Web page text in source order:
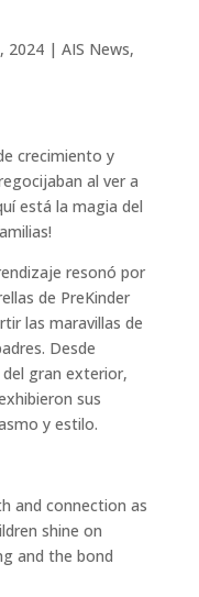
2024| AIS News,
crecimiento y
al ver a
está la magia del
resonó por
de PreKinder
las maravillas de
Desde
gran exterior,
sus
y estilo.
and connection as
shine on
and the bond